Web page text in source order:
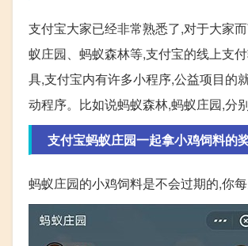
支付宝大家已经非常熟悉了,对于大家
蚁庄园、蚂蚁森林等,支付宝的线上支
具,支付宝内有许多小程序,公益项目的
动程序。比如说蚂蚁森林,蚂蚁庄园,分
支付宝蚂蚁庄园一起拿小鸡饲料的
蚂蚁庄园的小鸡饲料是不会过期的,你